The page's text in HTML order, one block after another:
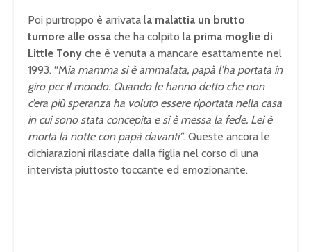
Poi purtroppo è arrivata la malattia un brutto
tumore alle ossa che ha colpito la prima moglie di
Little Tony che è venuta a mancare esattamente nel
1993. “Mia mamma si è ammalata, papà l’ha portata in
giro per il mondo. Quando le hanno detto che non
c’era più speranza ha voluto essere riportata nella casa
in cui sono stata concepita e si è messa la fede. Lei è
morta la notte con papà davanti”. Queste ancora le
dichiarazioni rilasciate dalla figlia nel corso di una
intervista piuttosto toccante ed emozionante.